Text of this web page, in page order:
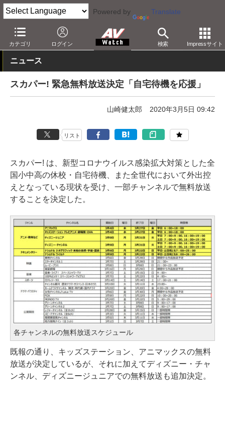
Powered by Translate
カテゴリ ログイン 検索 Impressサイト
AV Watch コンテンツ・サービス 放送 スカパー
ニュース
スカパー! 緊急無料放送決定「自宅待機を応援」
山崎健太郎 2020年3月5日 09:42
リスト
スカパー! は、新型コロナウイルス感染拡大対策とした全
国小中高の休校・自宅待機、また全世代において外出控
えとなっている現状を受け、一部チャンネルで無料放送
することを決定した。
各チャンネルの無料放送スケジュール
既報の通り、キッズステーション、アニマックスの無料
放送が決定しているが、それに加えてディズニー・チャ
ンネル、ディズニージュニアでの無料放送も追加決定。